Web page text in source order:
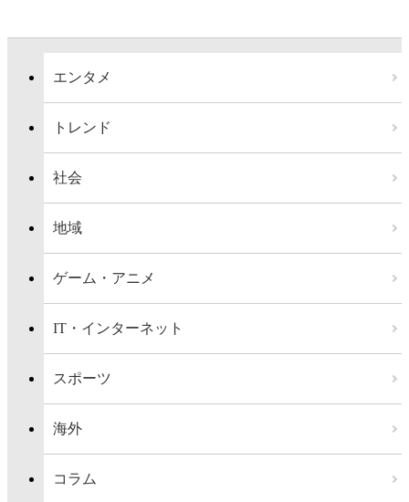
エンタメ
トレンド
社会
地域
ゲーム・アニメ
IT・インターネット
スポーツ
海外
コラム